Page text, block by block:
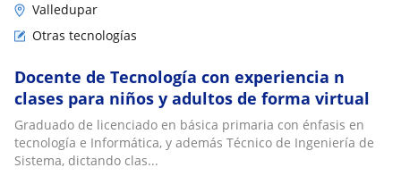
Valledupar
Otras tecnologías
Docente de Tecnología con experiencia n
clases para niños y adultos de forma virtual
Graduado de licenciado en básica primaria con énfasis en
tecnología e Informática, y además Técnico de Ingeniería de
Sistema, dictando clas...